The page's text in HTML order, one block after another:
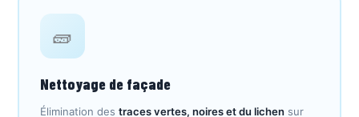
🧱
Nettoyage de façade
Élimination des traces vertes, noires et du lichensur